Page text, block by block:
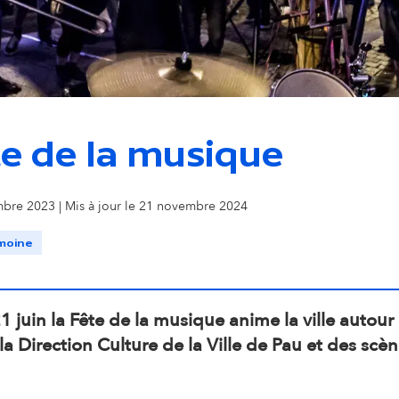
i
o
s
o
de la musique
2023 | Mis à jour le 21 novembre 2024
juin la Fête de la musique anime la ville
Direction Culture de la Ville de Pau et des